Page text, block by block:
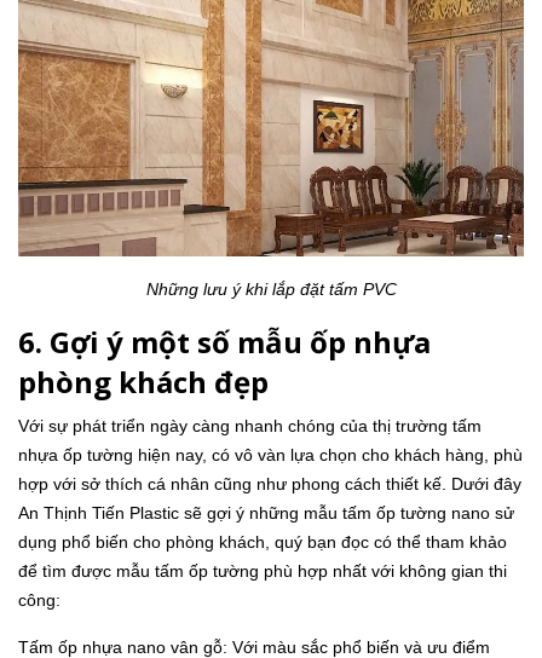
Những lưu ý khi lắp đặt tấm PVC
6. Gợi ý một số mẫu ốp nhựa
phòng khách đẹp
Với sự phát triển ngày càng nhanh chóng của thị trường tấm
nhựa ốp tường hiện nay, có vô vàn lựa chọn cho khách hàng, phù
hợp với sở thích cá nhân cũng như phong cách thiết kế. Dưới đây
An Thịnh Tiến Plastic sẽ gợi ý những mẫu tấm ốp tường nano sử
dụng phổ biến cho phòng khách, quý bạn đọc có thể tham khảo
để tìm được mẫu tấm ốp tường phù hợp nhất với không gian thi
công:
Tấm ốp nhựa nano vân gỗ: Với màu sắc phổ biến và ưu điểm